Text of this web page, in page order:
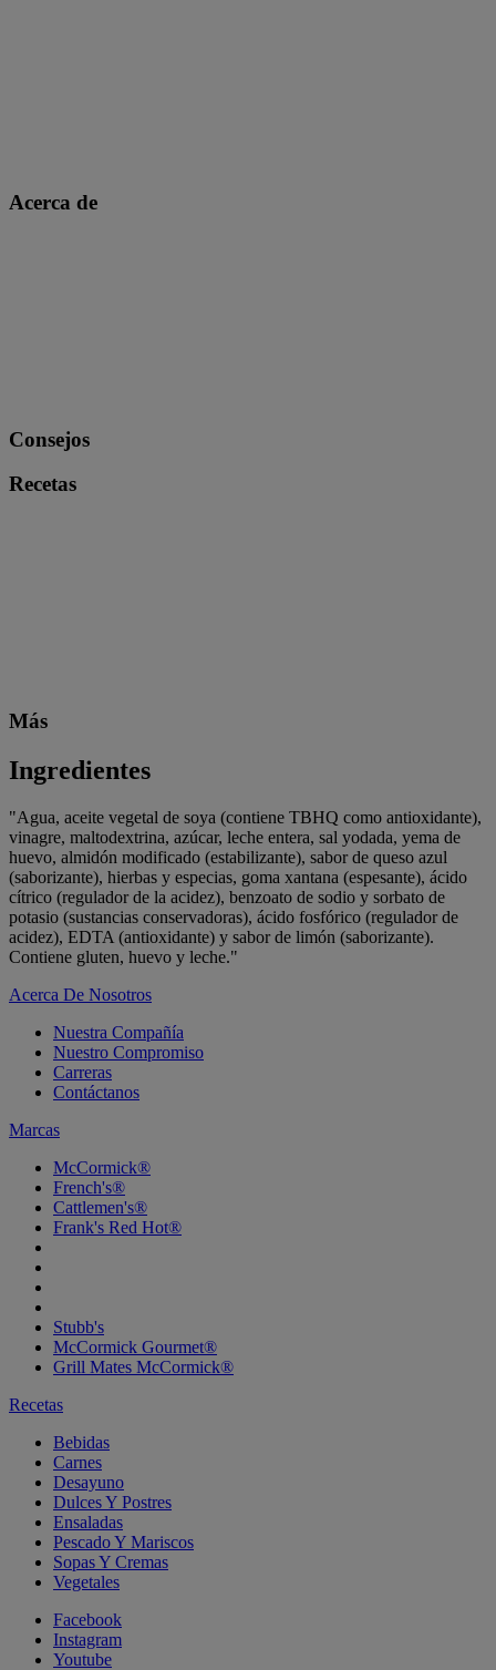
Acerca de
Consejos
Recetas
Más
Ingredientes
"Agua, aceite vegetal de soya (contiene TBHQ como antioxidante),
vinagre, maltodextrina, azúcar, leche entera, sal yodada, yema de
huevo, almidón modificado (estabilizante), sabor de queso azul
(saborizante), hierbas y especias, goma xantana (espesante), ácido
cítrico (regulador de la acidez), benzoato de sodio y sorbato de
potasio (sustancias conservadoras), ácido fosfórico (regulador de
acidez), EDTA (antioxidante) y sabor de limón (saborizante).
Contiene gluten, huevo y leche."
Acerca De Nosotros
Nuestra Compañía
Nuestro Compromiso
Carreras
Contáctanos
Marcas
McCormick®
French's®
Cattlemen's®
Frank's Red Hot®
Stubb's
McCormick Gourmet®
Grill Mates McCormick®
Recetas
Bebidas
Carnes
Desayuno
Dulces Y Postres
Ensaladas
Pescado Y Mariscos
Sopas Y Cremas
Vegetales
Facebook
Instagram
Youtube